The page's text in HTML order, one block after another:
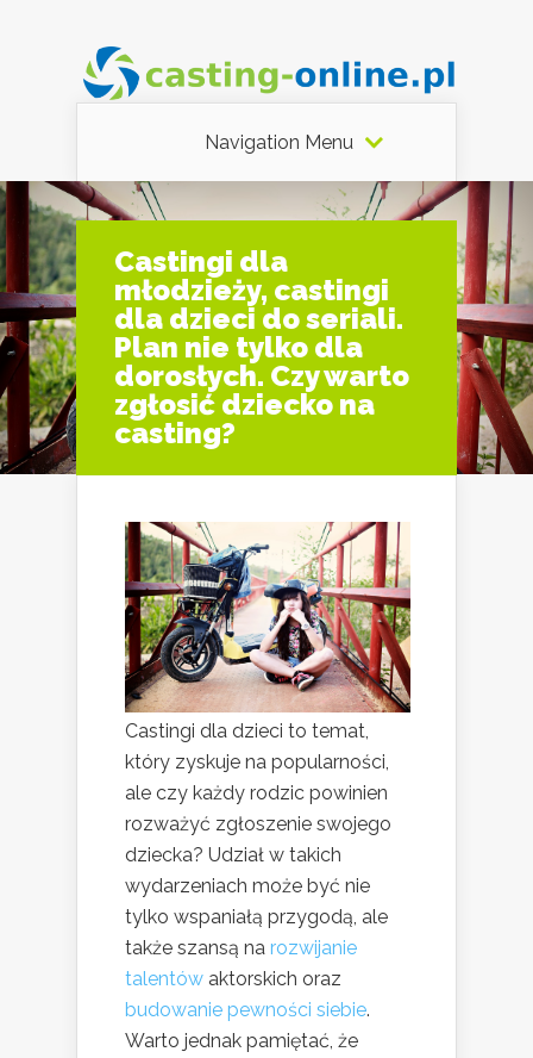
Navigation Menu
Castingi dla
młodzieży, castingi
dla dzieci do seriali.
Plan nie tylko dla
dorosłych. Czy warto
zgłosić dziecko na
casting?
Castingi dla dzieci to temat,
który zyskuje na popularności,
ale czy każdy rodzic powinien
rozważyć zgłoszenie swojego
dziecka? Udział w takich
wydarzeniach może być nie
tylko wspaniałą przygodą, ale
także szansą na rozwijanie
talentów aktorskich oraz
budowanie pewności siebie.
Warto jednak pamiętać, że